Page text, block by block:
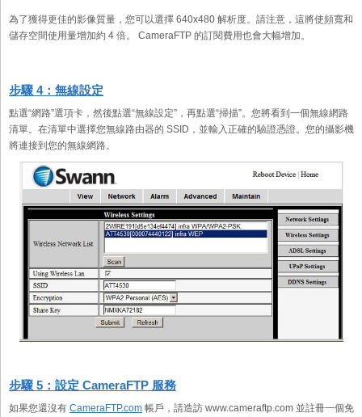
為了獲得更佳的影像質量，您可以選擇 640x480 解析度。請注意，這將使頻寬和
儲存空間使用量增加約 4 倍。 CameraFTP 的訂閱費用也會大幅增加。
步驟 4：無線設定
點選“網路”選項卡，然後點選“無線設定”，再點選“掃描”。您將看到一個無線網路
清單。在清單中選擇您無線路由器的 SSID，並輸入正確的驗證憑證。您的攝影機
將連接到您的無線網路。
步驟 5：設定 CameraFTP 服務
如果您還沒有 CameraFTP.com 帳戶，請造訪 www.cameraftp.com 並註冊一個免